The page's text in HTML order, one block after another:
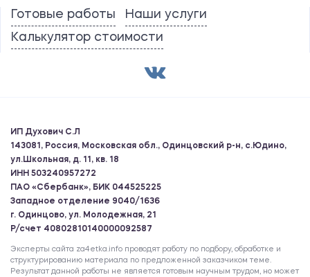
Готовые работы
Наши услуги
Калькулятор стоимости
ИП Духович С.Л
143081, Россия, Московская обл., Одинцовский р-н, с.Юдино,
ул.Школьная, д. 11, кв. 18
ИНН 503240957272
ПАО «Сбербанк», БИК 044525225
Западное отделение 9040/1636
г. Одинцово, ул. Молодежная, 21
Р/счет 40802810140000092587
Эксперты сайта za4etka.info проводят работу по подбору, обработке и
структурированию материала по предложенной заказчиком теме.
Результат данной работы не является готовым научным трудом, но может